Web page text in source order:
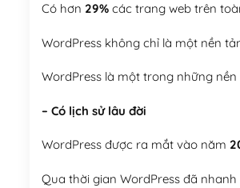
Có hơn 29%các trang web trên
WordPress không chỉ là một nền
WordPress là một trong những nền
– Có lịch sử lâu đời
WordPress được ra mắt vào năm
Qua thời gian WordPress đã